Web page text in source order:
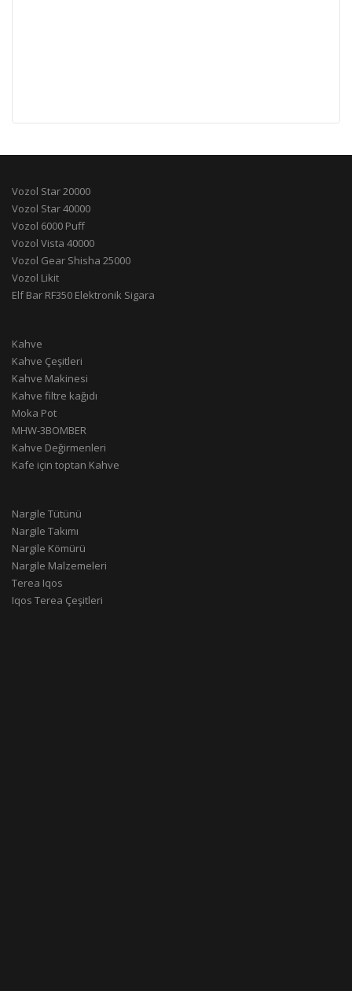
Vozol Star 20000
Vozol Star 40000
Vozol 6000 Puff
Vozol Vista 40000
Vozol Gear Shisha 25000
Vozol Likit
Elf Bar RF350 Elektronik Sigara
Kahve
Kahve Çeşitleri
Kahve Makinesi
Kahve filtre kağıdı
Moka Pot
MHW-3BOMBER
Kahve Değirmenleri
Kafe için toptan Kahve
Nargile Tütünü
Nargile Takımı
Nargile Kömürü
Nargile Malzemeleri
Terea Iqos
Iqos Terea Çeşitleri